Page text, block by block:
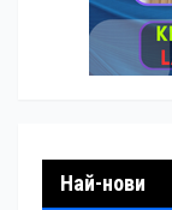
Най-нови